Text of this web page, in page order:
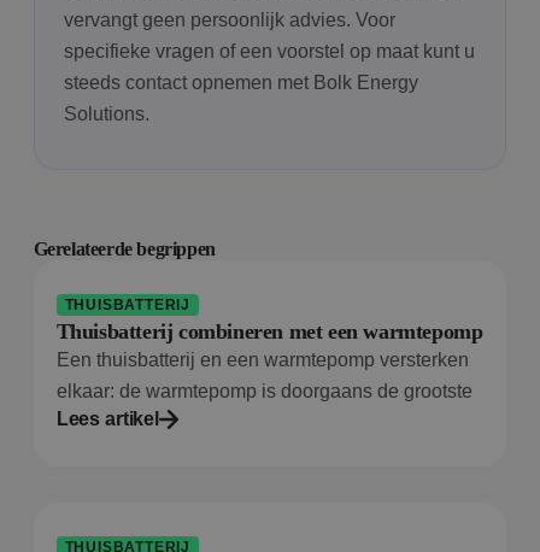
vervangt geen persoonlijk advies. Voor
specifieke vragen of een voorstel op maat kunt u
steeds contact opnemen met Bolk Energy
Solutions.
Gerelateerde begrippen
THUISBATTERIJ
Thuisbatterij combineren met een warmtepomp
Een thuisbatterij en een warmtepomp versterken
elkaar: de warmtepomp is doorgaans de grootste
Lees artikel
THUISBATTERIJ